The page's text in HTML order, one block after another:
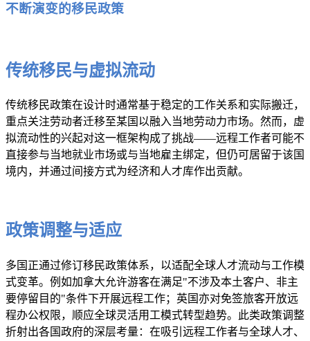
不断演变的移民政策
传统移民与虚拟流动
传统移民政策在设计时通常基于稳定的工作关系和实际搬迁，
重点关注劳动者迁移至某国以融入当地劳动力市场。然而，虚
拟流动性的兴起对这一框架构成了挑战——远程工作者可能不
直接参与当地就业市场或与当地雇主绑定，但仍可居留于该国
境内，并通过间接方式为经济和人才库作出贡献。
政策调整与适应
多国正通过修订移民政策体系，以适配全球人才流动与工作模
式变革。例如加拿大允许游客在满足"不涉及本土客户、非主
要停留目的"条件下开展远程工作；英国亦对免签旅客开放远
程办公权限，顺应全球灵活用工模式转型趋势。此类政策调整
折射出各国政府的深层考量：在吸引远程工作者与全球人才、